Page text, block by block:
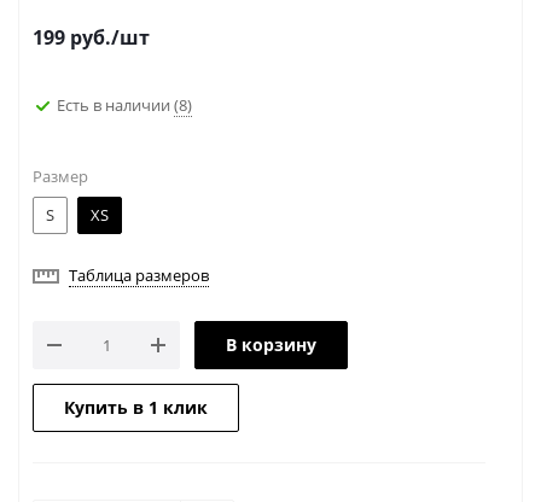
199 руб./шт
Есть в наличии (8)
Размер
S
XS
Таблица размеров
В корзину
Купить в 1 клик